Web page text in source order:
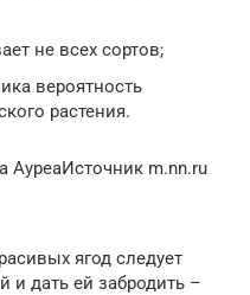
не всех сортов;
вероятность
растения.
АуреаИсточник m.nn.ru
ягод следует
и дать ей забродить –